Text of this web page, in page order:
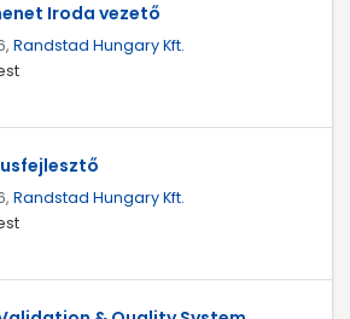
Iroda vezető
Randstad Hungary Kft.
Randstad Hungary Kft.